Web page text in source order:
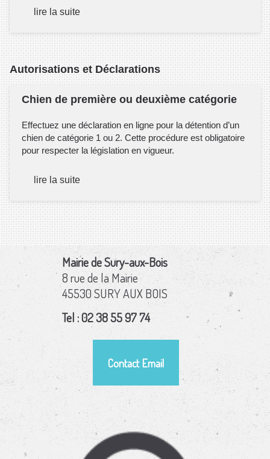
lire la suite
Autorisations et Déclarations
Chien de première ou deuxième catégorie
Effectuez une déclaration en ligne pour la détention d’un
chien de catégorie 1 ou 2. Cette procédure est obligatoire
pour respecter la législation en vigueur.
lire la suite
Mairie de Sury-aux-Bois
8 rue de la Mairie
45530 SURY AUX BOIS
Tel : 02 38 55 97 74
Contact Email